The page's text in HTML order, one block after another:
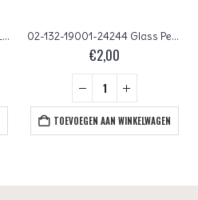
02-R-K01670 Matte Metallic Leather round 2 mm. 100 Pc. 02-132-19001-24244 Glass Pearl Shiny Salmon 150 Pc.
€2,00
TOEVOEGEN AAN WINKELWAGEN